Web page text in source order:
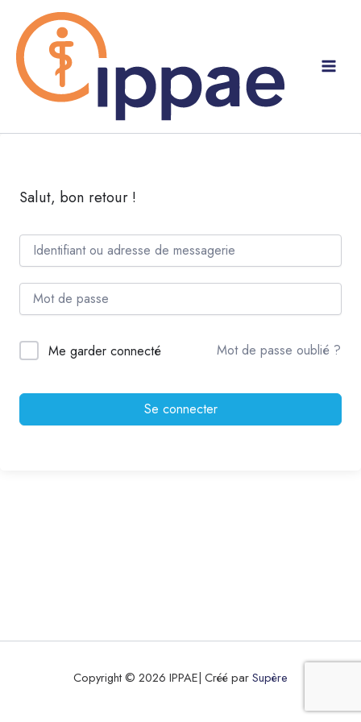
contenu
Salut, bon retour !
Me garder connecté Mot de passe oublié ?
Se connecter
Copyright © 2026 IPPAE| Créé parSupère